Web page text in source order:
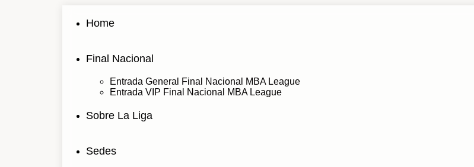
Home
Final Nacional
Entrada General Final Nacional MBA League
Entrada VIP Final Nacional MBA League
Sobre La Liga
Sedes